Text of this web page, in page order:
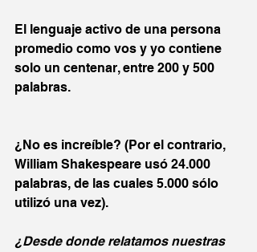
El lenguaje activo de una persona
promedio como vos y yo contiene
solo un centenar, entre 200 y 500
palabras.
¿No es increíble? (Por el contrario,
William Shakespeare usó 24.000
palabras, de las cuales 5.000 sólo
utilizó una vez).
¿Desde donde relatamos nuestras